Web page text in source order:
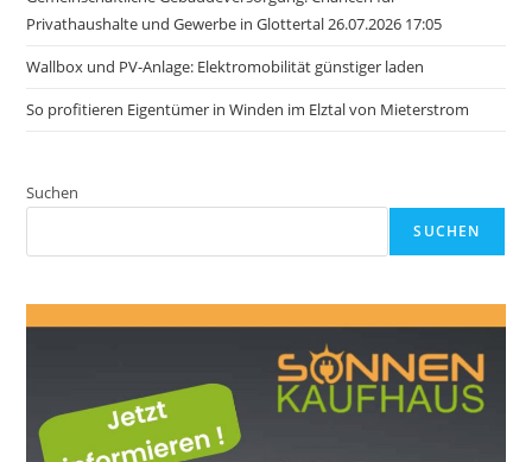
Privathaushalte und Gewerbe in Glottertal 26.07.2026 17:05
Wallbox und PV-Anlage: Elektromobilität günstiger laden
So profitieren Eigentümer in Winden im Elztal von Mieterstrom
Suchen
SUCHEN